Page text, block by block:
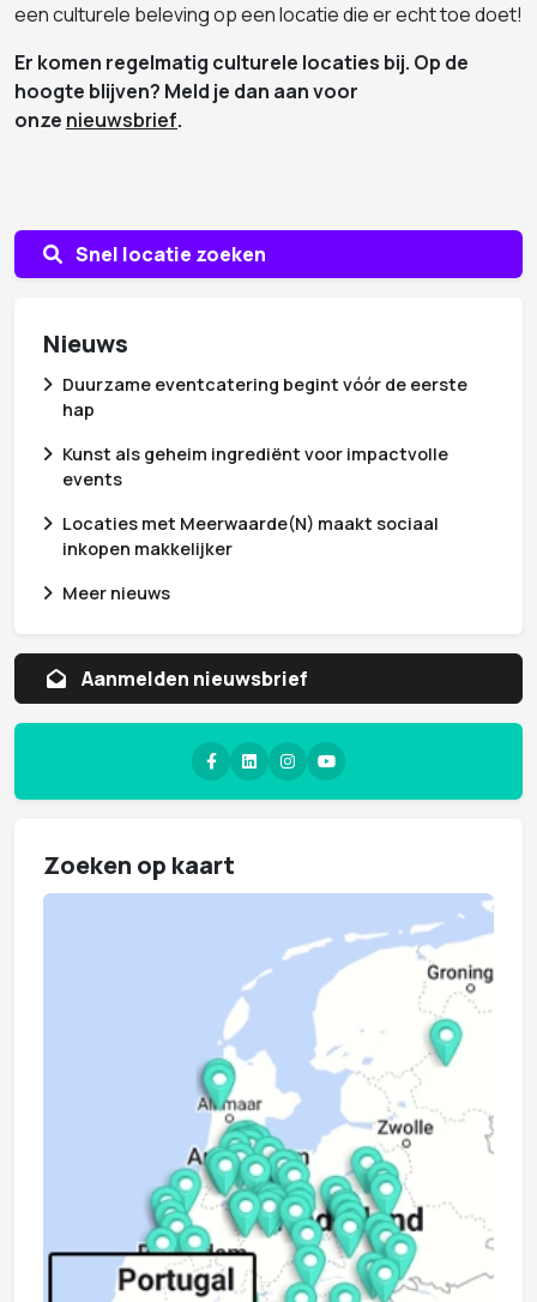
Snel locatie zoeken
Nieuws
Duurzame eventcatering begint vóór de eerste
hap
Kunst als geheim ingrediënt voor impactvolle
events
Locaties met Meerwaarde(N) maakt sociaal
inkopen makkelijker
Meer nieuws
Aanvragen whitepaper
Zoeken op kaart
een culturele beleving op een locatie die er echt toe doet!
Er komen regelmatig culturele locaties bij. Op de
hoogte blijven? Meld je dan aan voor
onze nieuwsbrief.